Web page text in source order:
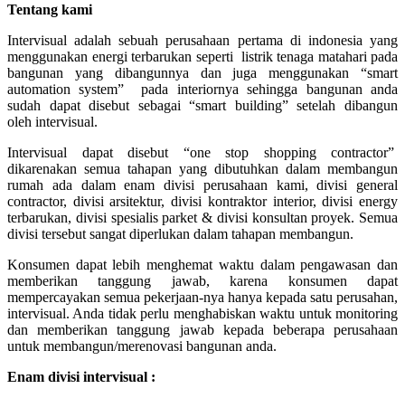
Tentang kami
Intervisual adalah sebuah perusahaan pertama di indonesia yang
menggunakan energi terbarukan seperti listrik tenaga matahari pada
bangunan yang dibangunnya dan juga menggunakan “smart
automation system” pada interiornya sehingga bangunan anda
sudah dapat disebut sebagai “smart building” setelah dibangun
oleh intervisual.
Intervisual dapat disebut “one stop shopping contractor”
dikarenakan semua tahapan yang dibutuhkan dalam membangun
rumah ada dalam enam divisi perusahaan kami, divisi general
contractor, divisi arsitektur, divisi kontraktor interior, divisi energy
terbarukan, divisi spesialis parket & divisi konsultan proyek. Semua
divisi tersebut sangat diperlukan dalam tahapan membangun.
Konsumen dapat lebih menghemat waktu dalam pengawasan dan
memberikan tanggung jawab, karena konsumen dapat
mempercayakan semua pekerjaan-nya hanya kepada satu perusahan,
intervisual. Anda tidak perlu menghabiskan waktu untuk monitoring
dan memberikan tanggung jawab kepada beberapa perusahaan
untuk membangun/merenovasi bangunan anda.
Enam divisi intervisual :